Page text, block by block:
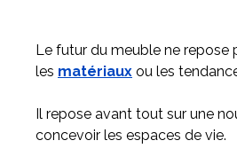
Le futur du meuble ne repose
les matériaux ou les
Il repose avant tout sur une
concevoir les espaces de vie.